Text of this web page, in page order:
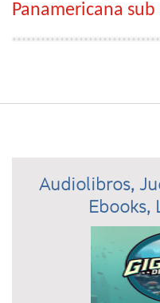
Panamericana
Audiolibros,
Ebooks,